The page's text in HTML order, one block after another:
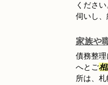
くださ
伺いし、
家族や
債務整
へとご相
所は、